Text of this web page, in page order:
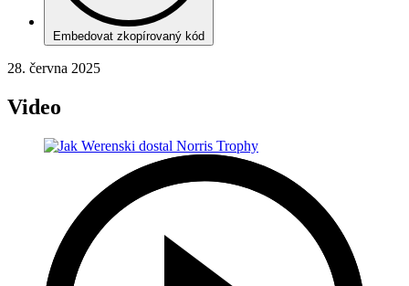
Embedovat zkopírovaný kód
28. června 2025
Video